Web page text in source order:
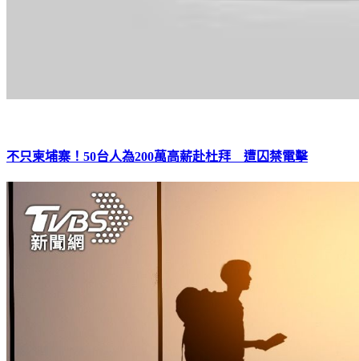
不只柬埔寨！50台人為200萬高薪赴杜拜 遭囚禁電擊